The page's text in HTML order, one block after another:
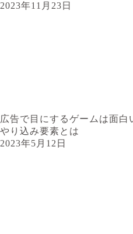
2023年11月23日
広告で目にするゲームは面
やり込み要素とは
2023年5月12日